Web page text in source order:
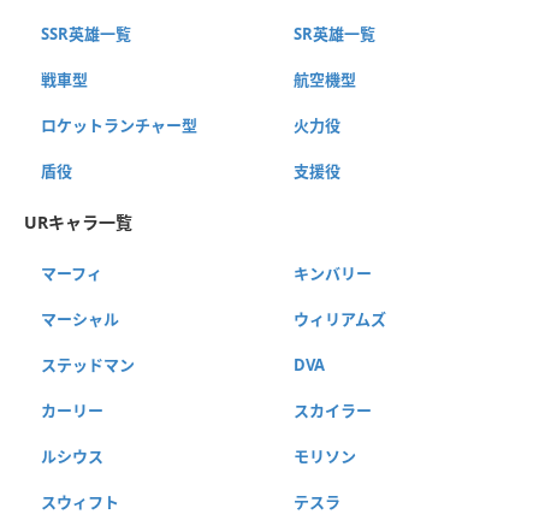
SSR英雄一覧 SR英雄一覧
戦車型 航空機型
ロケットランチャー型 火力役
盾役 支援役
URキャラ一覧
マーフィ キンバリー
マーシャル ウィリアムズ
ステッドマン DVA
カーリー スカイラー
ルシウス モリソン
スウィフト テスラ